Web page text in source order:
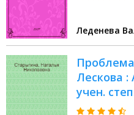
Леденева
Лескова :
учен.
(10.01.01)